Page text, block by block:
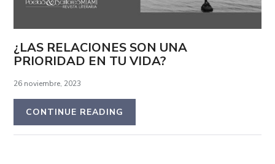
¿LAS RELACIONES SON UNA
PRIORIDAD EN TU VIDA?
26 noviembre, 2023
CONTINUE READING